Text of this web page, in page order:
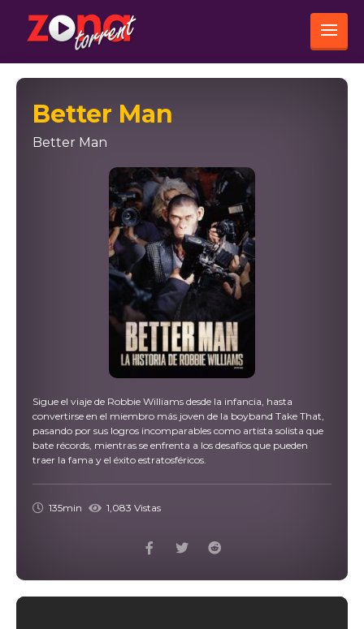
Better Man
Better Man
Sigue el viaje de Robbie Williams desde la infancia, hasta
convertirse en el miembro más joven de la boyband Take That,
pasando por sus logros incomparables como artista solista que
bate récords, mientras se enfrenta a los desafíos que pueden
traer la fama y el éxito estratosféricos.
135min 1,083 Vistas